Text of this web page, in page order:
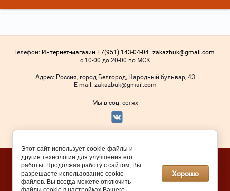
Телефон: Интернет-магазин +7(951) 143-04-04 zakazbuk@gmail.com
с 10-00 до 20-00 по МСК
Адрес: Россия, город Белгород, Народный бульвар, 43
Е-mail: zakazbuk@gmail.com
Мы в соц. сетях
Megagroup.ru
Этот сайт использует cookie-файлы и
другие технологии для улучшения его
работы. Продолжая работу с сайтом, Вы
разрешаете использование cookie-
файлов. Вы всегда можете отключить
Хорошо